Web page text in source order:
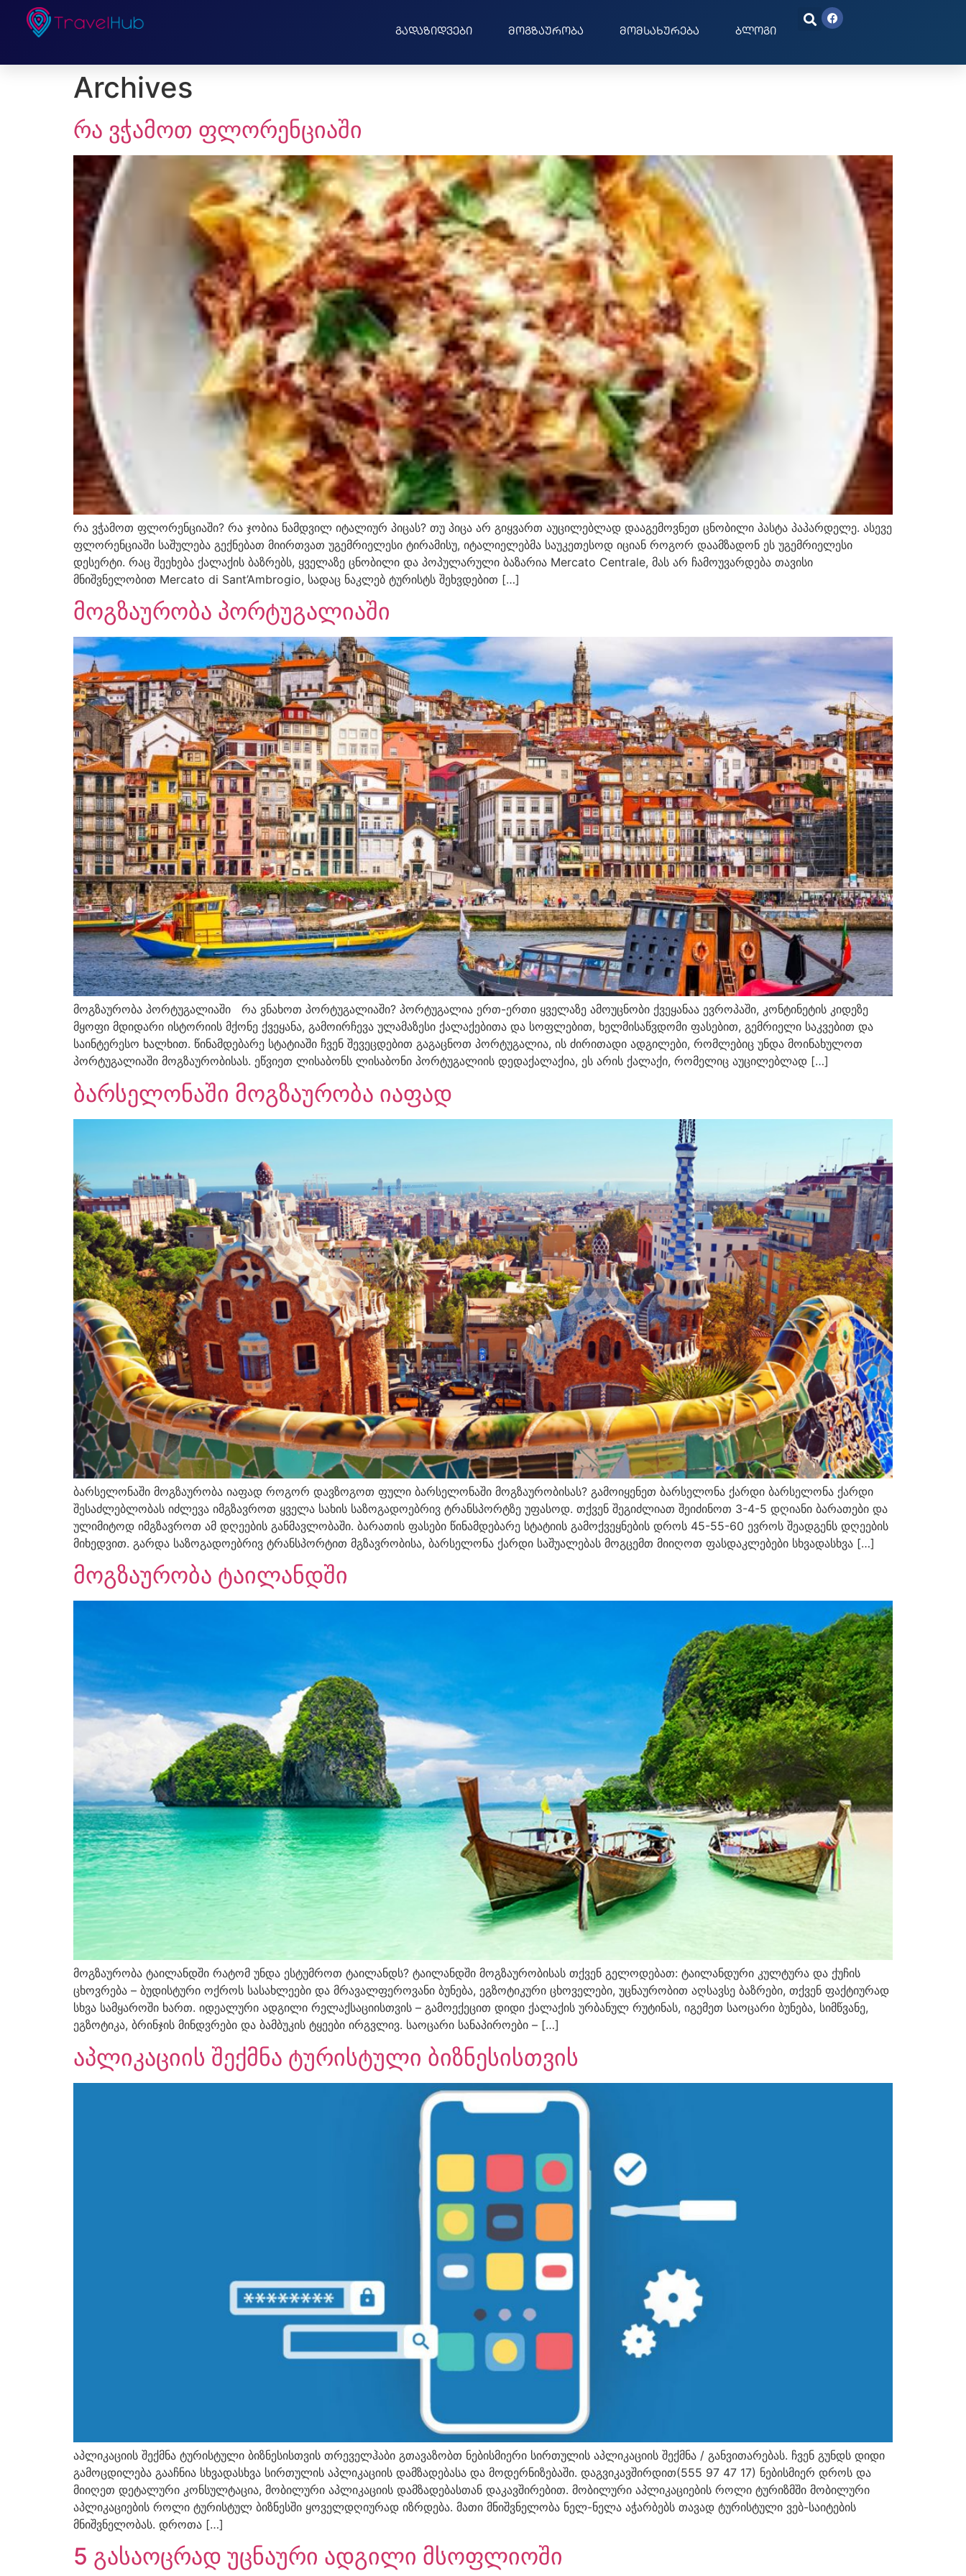
გადაზიდვები მოგზაურობა მომსახურება ბლოგი
Archives
რა ვჭამოთ ფლორენციაში
რა ვჭამოთ ფლორენციაში? რა ჯობია ნამდვილ იტალიურ პიცას? თუ პიცა არ გიყვართ აუცილებლად დააგემოვნეთ ცნობილი პასტა პაპარდელე. ასევე
ფლორენციაში საშულება გექნებათ მიირთვათ უგემრიელესი ტირამისუ, იტალიელებმა საუკეთესოდ იციან როგორ დაამზადონ ეს უგემრიელესი
დესერტი. რაც შეეხება ქალაქის ბაზრებს, ყველაზე ცნობილი და პოპულარული ბაზარია Mercato Centrale, მას არ ჩამოუვარდება თავისი
მნიშვნელობით Mercato di Sant’Ambrogio, სადაც ნაკლებ ტურისტს შეხვდებით […]
მოგზაურობა პორტუგალიაში
მოგზაურობა პორტუგალიაში რა ვნახოთ პორტუგალიაში? პორტუგალია ერთ-ერთი ყველაზე ამოუცნობი ქვეყანაა ევროპაში, კონტინეტის კიდეზე
მყოფი მდიდარი ისტორიის მქონე ქვეყანა, გამოირჩევა ულამაზესი ქალაქებითა და სოფლებით, ხელმისაწვდომი ფასებით, გემრიელი საკვებით და
საინტერესო ხალხით. წინამდებარე სტატიაში ჩვენ შევეცდებით გაგაცნოთ პორტუგალია, ის ძირითადი ადგილები, რომლებიც უნდა მოინახულოთ
პორტუგალიაში მოგზაურობისას. ეწვიეთ ლისაბონს ლისაბონი პორტუგალიის დედაქალაქია, ეს არის ქალაქი, რომელიც აუცილებლად […]
ბარსელონაში მოგზაურობა იაფად
ბარსელონაში მოგზაურობა იაფად როგორ დავზოგოთ ფული ბარსელონაში მოგზაურობისას? გამოიყენეთ ბარსელონა ქარდი ბარსელონა ქარდი
შესაძლებლობას იძლევა იმგზავროთ ყველა სახის საზოგადოებრივ ტრანსპორტზე უფასოდ. თქვენ შეგიძლიათ შეიძინოთ 3-4-5 დღიანი ბარათები და
ულიმიტოდ იმგზავროთ ამ დღეების განმავლობაში. ბარათის ფასები წინამდებარე სტატიის გამოქვეყნების დროს 45-55-60 ევროს შეადგენს დღეების
მიხედვით. გარდა საზოგადოებრივ ტრანსპორტით მგზავრობისა, ბარსელონა ქარდი საშუალებას მოგცემთ მიიღოთ ფასდაკლებები სხვადასხვა […]
მოგზაურობა ტაილანდში
მოგზაურობა ტაილანდში რატომ უნდა ესტუმროთ ტაილანდს? ტაილანდში მოგზაურობისას თქვენ გელოდებათ: ტაილანდური კულტურა და ქუჩის
ცხოვრება – ბუდისტური ოქროს სასახლეები და მრავალფეროვანი ბუნება, ეგზოტიკური ცხოველები, უცნაურობით აღსავსე ბაზრები, თქვენ ფაქტიურად
სხვა სამყაროში ხართ. იდეალური ადგილი რელაქსაციისთვის – გამოექეცით დიდი ქალაქის ურბანულ რუტინას, იგემეთ საოცარი ბუნება, სიმწვანე,
ეგზოტიკა, ბრინჯის მინდვრები და ბამბუკის ტყეები ირგვლივ. საოცარი სანაპიროები – […]
აპლიკაციის შექმნა ტურისტული ბიზნესისთვის
აპლიკაციის შექმნა ტურისტული ბიზნესისთვის თრეველჰაბი გთავაზობთ ნებისმიერი სირთულის აპლიკაციის შექმნა / განვითარებას. ჩვენ გუნდს დიდი
გამოცდილება გააჩნია სხვადასხვა სირთულის აპლიკაციის დამზადებასა და მოდერნიზებაში. დაგვიკავშირდით(555 97 47 17) ნებისმიერ დროს და
მიიღეთ დეტალური კონსულტაცია, მობილური აპლიკაციის დამზადებასთან დაკავშირებით. მობილური აპლიკაციების როლი ტურიზმში მობილური
აპლიკაციების როლი ტურისტულ ბიზნესში ყოველდღიურად იზრდება. მათი მნიშვნელობა ნელ-ნელა აჭარბებს თავად ტურისტული ვებ-საიტების
მნიშვნელობას. დროთა […]
5 გასაოცრად უცნაური ადგილი მსოფლიოში